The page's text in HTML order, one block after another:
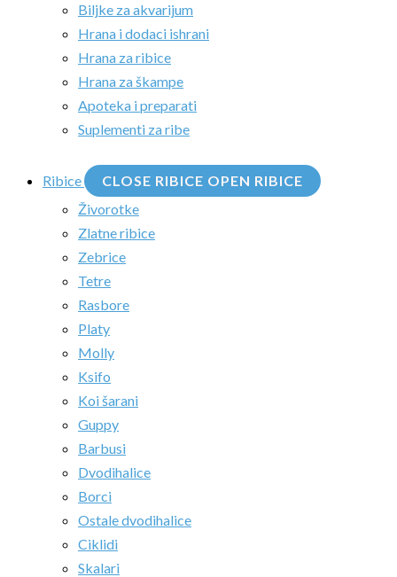
Biljke za akvarijum
Hrana i dodaci ishrani
Hrana za ribice
Hrana za škampe
Apoteka i preparati
Suplementi za ribe
Ribice CLOSE RIBICE OPEN RIBICE
Živorotke
Zlatne ribice
Zebrice
Tetre
Rasbore
Platy
Molly
Ksifo
Koi šarani
Guppy
Barbusi
Dvodihalice
Borci
Ostale dvodihalice
Ciklidi
Skalari